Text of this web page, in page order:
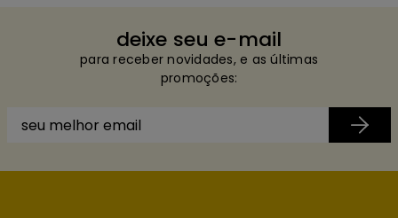
deixe seu e-mail
para receber novidades, e as últimas
promoções: